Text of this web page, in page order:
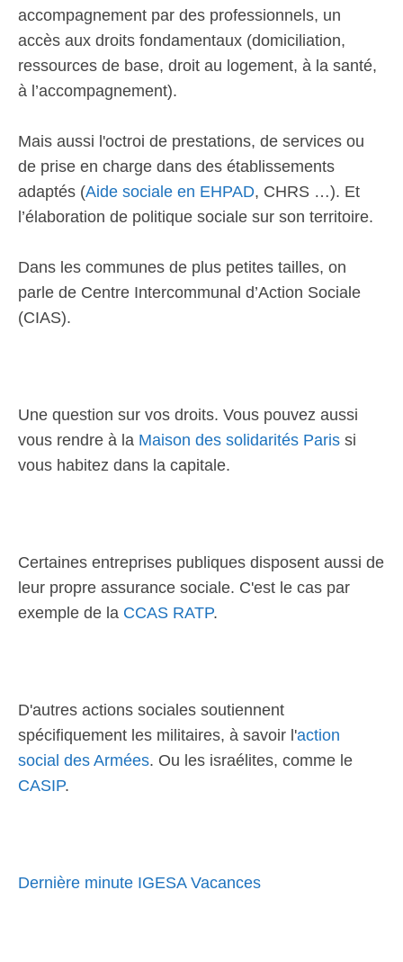
accompagnement par des professionnels, un
accès aux droits fondamentaux (domiciliation,
ressources de base, droit au logement, à la santé,
à l’accompagnement).
Mais aussi l'octroi de prestations, de services ou
de prise en charge dans des établissements
adaptés (Aide sociale en EHPAD, CHRS …). Et
l’élaboration de politique sociale sur son territoire.
Dans les communes de plus petites tailles, on
parle de Centre Intercommunal d’Action Sociale
(CIAS).
Une question sur vos droits. Vous pouvez aussi
vous rendre à la Maison des solidarités Paris si
vous habitez dans la capitale.
Certaines entreprises publiques disposent aussi de
leur propre assurance sociale. C'est le cas par
exemple de la CCAS RATP.
D'autres actions sociales soutiennent
spécifiquement les militaires, à savoir l'action
social des Armées. Ou les israélites, comme le
CASIP.
Dernière minute IGESA Vacances